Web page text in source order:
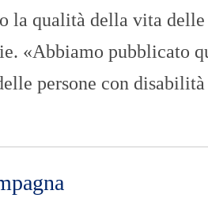
la qualità della vita delle
«Abbiamo pubblicato
persone con